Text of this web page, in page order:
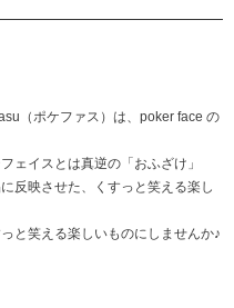
（ポケファス）は、poker face の
ェイスとは真逆の「おふざけ」
反映させた、くすっと笑える楽し
と笑える楽しいものにしませんか♪